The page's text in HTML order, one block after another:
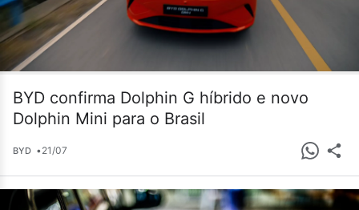
BYD confirma Dolphin G híbrido e novo
Dolphin Mini para o Brasil
BYD •21/07